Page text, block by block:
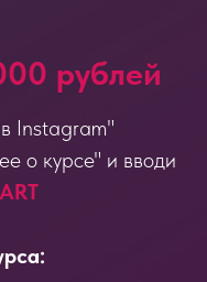
рублей
Instagram"
о курсе" и вводи